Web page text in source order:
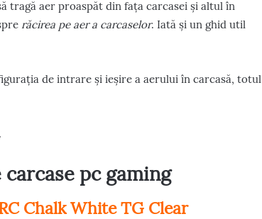
tragă aer proaspăt din fața carcasei și altul în
răcirea pe aer a carcaselor. Iată și un ghid util
de intrare și ieșire a aerului în carcasă, totul
pc gaming
Chalk White TG Clear